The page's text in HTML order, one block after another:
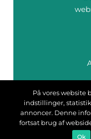
På vores website
indstillinger,
annoncer. Denne
fortsat brug af
Ok